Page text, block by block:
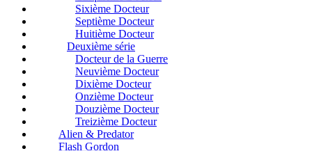
Sixième Docteur
Septième Docteur
Huitième Docteur
Deuxième série
Docteur de la Guerre
Neuvième Docteur
Dixième Docteur
Onzième Docteur
Douzième Docteur
Treizième Docteur
Alien & Predator
Flash Gordon